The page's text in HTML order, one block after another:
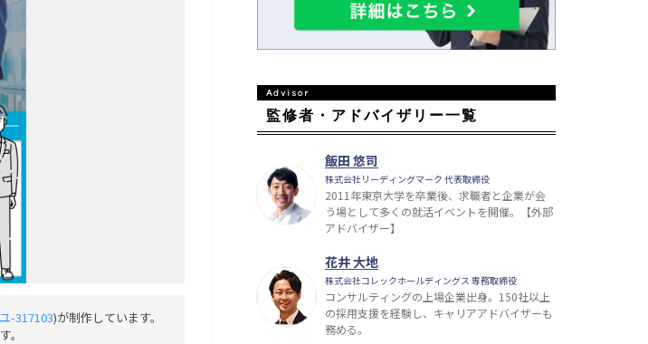
-317103)が制作しています。
。
監修者・アドバイザリー一覧
飯田 悠司
株式会社リーディングマーク 代表取締役
2011年東京大学を卒業後、求職者と企業が会
う場として多くの就活イベントを開催。【外部
アドバイザー】
花井 大地
株式会社コレックホールディングス 専務取締役
コンサルティングの上場企業出身。150社以上
の採用支援を経験し、キャリアアドバイザーも
務める。